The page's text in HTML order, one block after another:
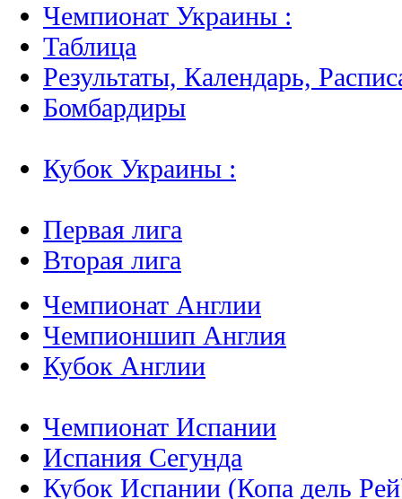
Чемпионат Украины :
Таблица
Результаты, Календарь,
Бомбардиры
Кубок Украины :
Первая лига
Вторая лига
Чемпионат Англии
Чемпионшип Англия
Кубок Англии
Чемпионат Испании
Испания Сегунда
Кубок Испании (Копа дель